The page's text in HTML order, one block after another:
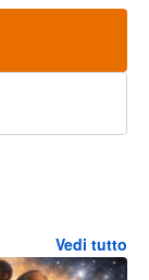
Vedi tutto